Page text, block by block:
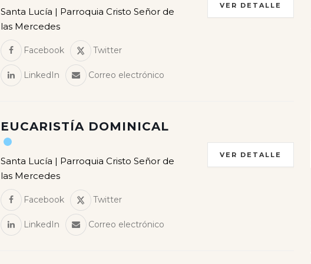
Santa Lucía | Parroquia Cristo Señor de
las Mercedes
Facebook Twitter
LinkedIn Correo electrónico
VER DETALLE
EUCARISTÍA DOMINICAL
Santa Lucía | Parroquia Cristo Señor de
las Mercedes
Facebook Twitter
LinkedIn Correo electrónico
VER DETALLE